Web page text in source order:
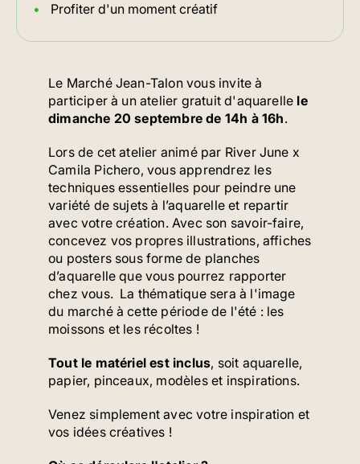
Le Marché Jean-Talon vous invite à
participer à un atelier gratuit d'aquarelle le
dimanche 20 septembre de 14h à 16h.
Lors de cet atelier animé par River June x
Camila Pichero, vous apprendrez les
techniques essentielles pour peindre une
variété de sujets à l’aquarelle et repartir
avec votre création. Avec son savoir-faire,
concevez vos propres illustrations, affiches
ou posters sous forme de planches
d’aquarelle que vous pourrez rapporter
chez vous. La thématique sera à l'image
du marché à cette période de l'été : les
moissons et les récoltes !
Tout le matériel est inclus, soit aquarelle,
papier, pinceaux, modèles et inspirations.
Venez simplement avec votre inspiration et
vos idées créatives !
Profiter d'un moment créatif